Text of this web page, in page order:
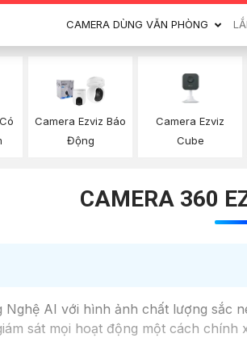
CAMERA DÙNG VĂN PHÒNG
Camera Ezviz Báo
Động
Camera Ezviz
Cube
CAMERA 360
Nghệ AI với hình ảnh chất lượng
sát mọi hoạt động một cách